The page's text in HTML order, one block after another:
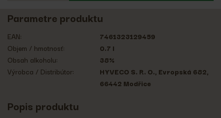
Parametre produktu
EAN:
7461323129459
Objem / hmotnosť:
0.7 l
Obsah alkoholu:
38%
Výrobca / Distribútor:
HYVECO S. R. O., Evropská 682,
66442 Modřice
Popis produktu